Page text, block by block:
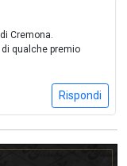
Cremona.
qualche premio
Rispondi